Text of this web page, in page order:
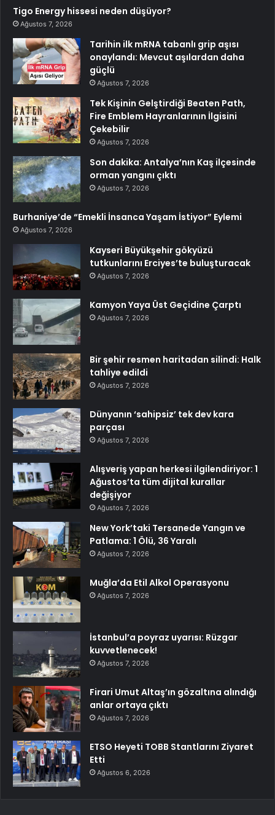
Tigo Energy hissesi neden düşüyor?
Ağustos 7, 2026
Tarihin ilk mRNA tabanlı grip aşısı
onaylandı: Mevcut aşılardan daha
güçlü
Ağustos 7, 2026
Tek Kişinin Gelştirdiği Beaten Path,
Fire Emblem Hayranlarının İlgisini
Çekebilir
Ağustos 7, 2026
Son dakika: Antalya’nın Kaş ilçesinde
orman yangını çıktı
Ağustos 7, 2026
Burhaniye’de “Emekli İnsanca Yaşam İstiyor” Eylemi
Ağustos 7, 2026
Kayseri Büyükşehir gökyüzü
tutkunlarını Erciyes’te buluşturacak
Ağustos 7, 2026
Kamyon Yaya Üst Geçidine Çarptı
Ağustos 7, 2026
Bir şehir resmen haritadan silindi: Halk
tahliye edildi
Ağustos 7, 2026
Dünyanın ‘sahipsiz’ tek dev kara
parçası
Ağustos 7, 2026
Alışveriş yapan herkesi ilgilendiriyor: 1
Ağustos’ta tüm dijital kurallar
değişiyor
Ağustos 7, 2026
New York’taki Tersanede Yangın ve
Patlama: 1 Ölü, 36 Yaralı
Ağustos 7, 2026
Muğla’da Etil Alkol Operasyonu
Ağustos 7, 2026
İstanbul’a poyraz uyarısı: Rüzgar
kuvvetlenecek!
Ağustos 7, 2026
Firari Umut Altaş’ın gözaltına alındığı
anlar ortaya çıktı
Ağustos 7, 2026
ETSO Heyeti TOBB Stantlarını Ziyaret
Etti
Ağustos 6, 2026